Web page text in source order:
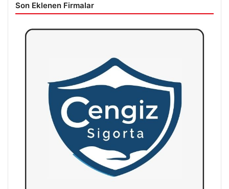
Son Eklenen Firmalar